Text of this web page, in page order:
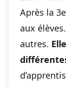
Après la
aux
autres.